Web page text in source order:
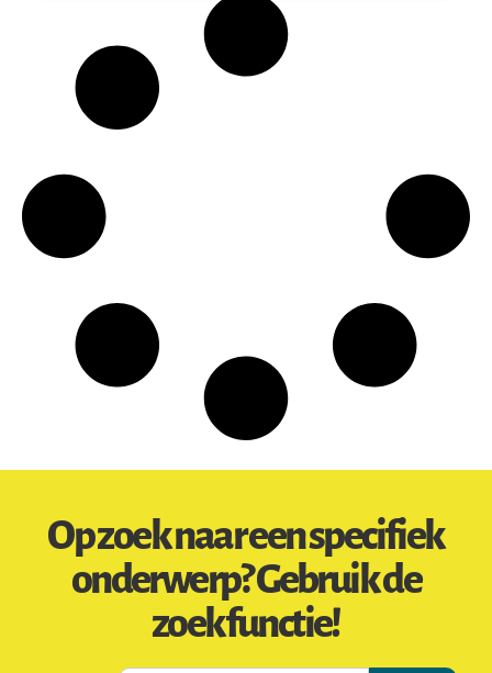
Op zoek naar een specifiek
onderwerp? Gebruik de
zoekfunctie!